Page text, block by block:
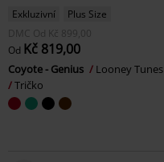
Exkluzivní
Plus Size
DMC Od Kč 899,00
Od Kč 819,00
Coyote - Genius
Looney Tunes
Tričko